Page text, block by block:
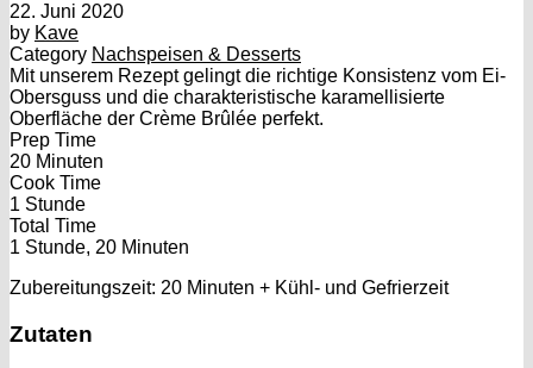
22. Juni 2020
by Kave
Category Nachspeisen & Desserts
Mit unserem Rezept gelingt die richtige Konsistenz vom Ei-
Obersguss und die charakteristische karamellisierte
Oberfläche der Crème Brûlée perfekt.
Prep Time
20 Minuten
Cook Time
1 Stunde
Total Time
1 Stunde, 20 Minuten
Zubereitungszeit: 20 Minuten + Kühl- und Gefrierzeit
Zutaten